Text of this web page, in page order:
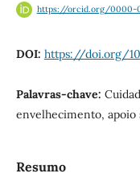
https://orcid.org/0000-
DOI: https://doi.org/
Palavras-chave:
envelhecimento,
Resumo